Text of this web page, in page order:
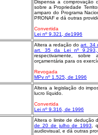
Dispensa a comprovação
sobre a Propriedade
amparo do Programa
PRONAF e dá outras
Convertida
Lei nº 9.321, de1996
Altera a redação doart. 34
art. 35 da Lei nº
respectivamente,
orçamentária para os
Revogada
MPv nº 1.525, de 1996
Altera a legislação do
lucro líquido.
Convertida
Lei nº 9.316, de 1996
Altera o limite de dedução
de 20 de julho de 1993
,
audiovisual, e dá outras